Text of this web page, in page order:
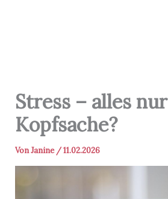
Stress – alles nur
Kopfsache?
VonJanine /11.02.2026